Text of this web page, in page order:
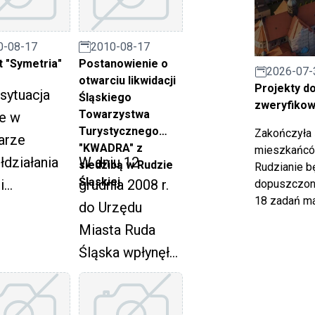
w
?
Ekonomii
Społecznej i
Przedsiębiorcz
ości". Jest on
współfinansowa
ny ze środków
Unii Europejskiej
w ramach
Europejskiego
Funduszu
Społecznego,
"Promocja
08-17
"Symetria"
w
ze
2010-08-17
Postanowienie o
otwarciu likwidacji
Śląskiego
Towarzystwa
Turystycznego
"KWADRA" z
siedzibą w Rudzie
Śląskiej
W dniu 12
grudnia 2008 r.
do Urzędu
Miasta Ruda
Śląska wpłynęło
postanowienie
Sądu
2026-07-
Projekty
Rudzianie
18 zadań